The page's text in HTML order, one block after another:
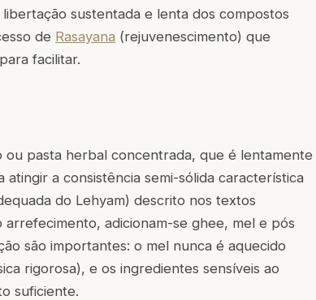
sustentada e lenta dos compostos
de Rasayana (rejuvenescimento) que
facilitar.
ou pasta herbal concentrada, que é lentamente
a consistência semi-sólida característica
do Lehyam) descrito nos textos
adicionam-se ghee, mel e pós
são importantes: o mel nunca é aquecido
rigorosa), e os ingredientes sensíveis ao
suficiente.